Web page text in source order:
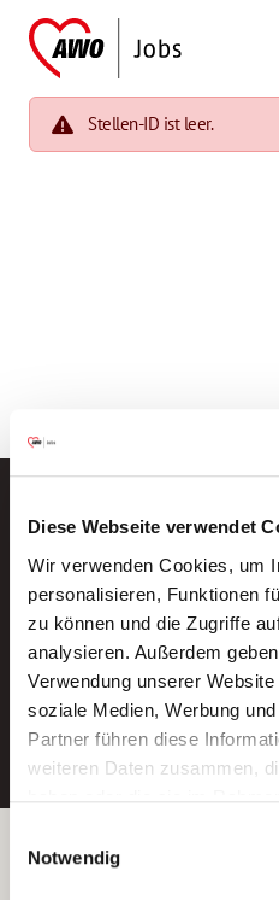
Diese Webseite verwendet
Wir verwenden Cookies, um
personalisieren, Funktionen
zu können und die Zugriffe
analysieren. Außerdem
Verwendung unserer
soziale Medien, Werbung
Partner führen diese
weiteren Daten zusammen,
Wenn Sie auf „Cookies
Sie der Speicherung
Notwendig
Stellen-ID ist leer.
Neue
Ein kostenloser
E-Mail-
Betreiber der Webseite